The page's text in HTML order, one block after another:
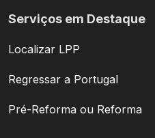
Serviços em Destaque
Localizar LPP
Regressar a Portugal
Pré-Reforma ou Reforma